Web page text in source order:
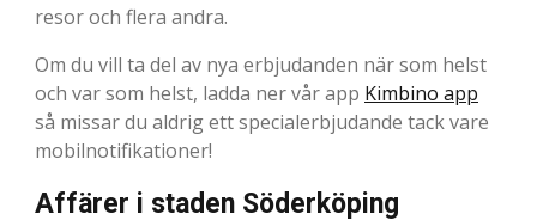
resor och flera andra.
Om du vill ta del av nya erbjudanden när som helst
och var som helst, ladda ner vår app Kimbino app
så missar du aldrig ett specialerbjudande tack vare
mobilnotifikationer!
Affärer i staden Söderköping